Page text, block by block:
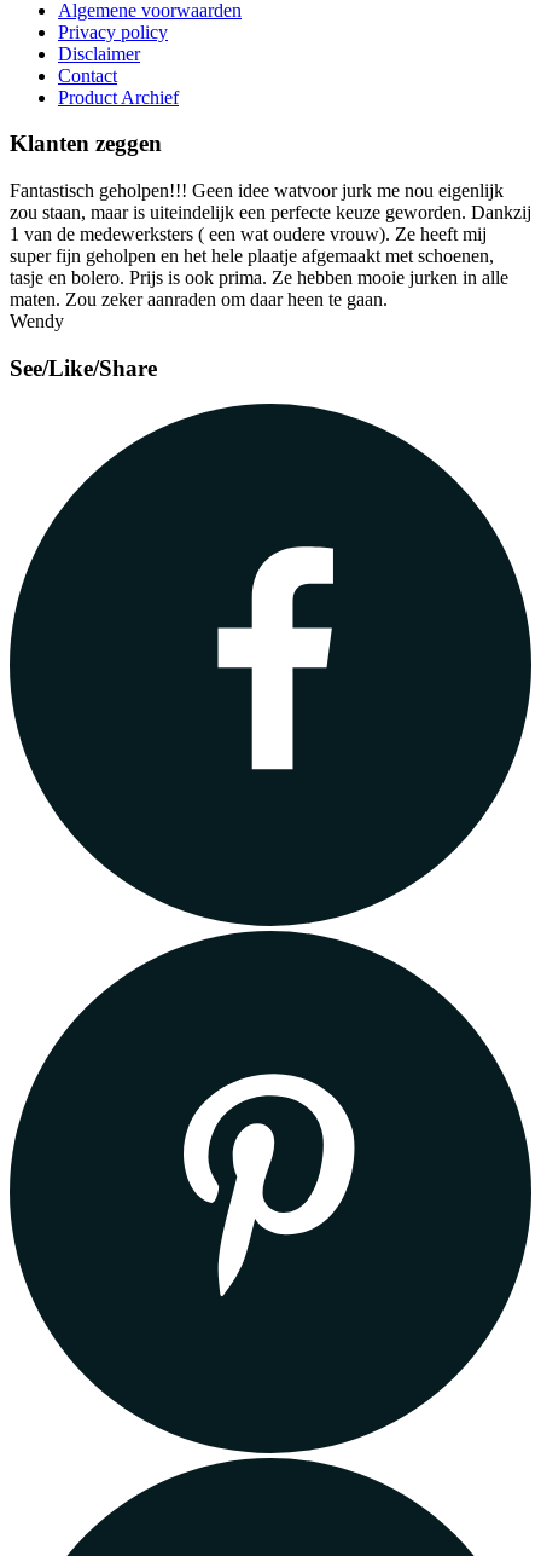
Algemene voorwaarden
Privacy policy
Disclaimer
Contact
Product Archief
Klanten zeggen
Fantastisch geholpen!!! Geen idee watvoor jurk me nou eigenlijk
zou staan, maar is uiteindelijk een perfecte keuze geworden. Dankzij
1 van de medewerksters ( een wat oudere vrouw). Ze heeft mij
super fijn geholpen en het hele plaatje afgemaakt met schoenen,
tasje en bolero. Prijs is ook prima. Ze hebben mooie jurken in alle
maten. Zou zeker aanraden om daar heen te gaan.
Wendy
See/Like/Share